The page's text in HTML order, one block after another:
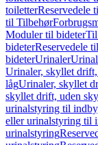
toiletterReservedele
til Tilbehør
Moduler til bideter
bideterReservedele
bideterUrinaler
Urinaler, skyllet
lågUrinaler, skyllet
skyllet drift, uden
urinalstyring til
eller urinalstyring til
urinalstyring